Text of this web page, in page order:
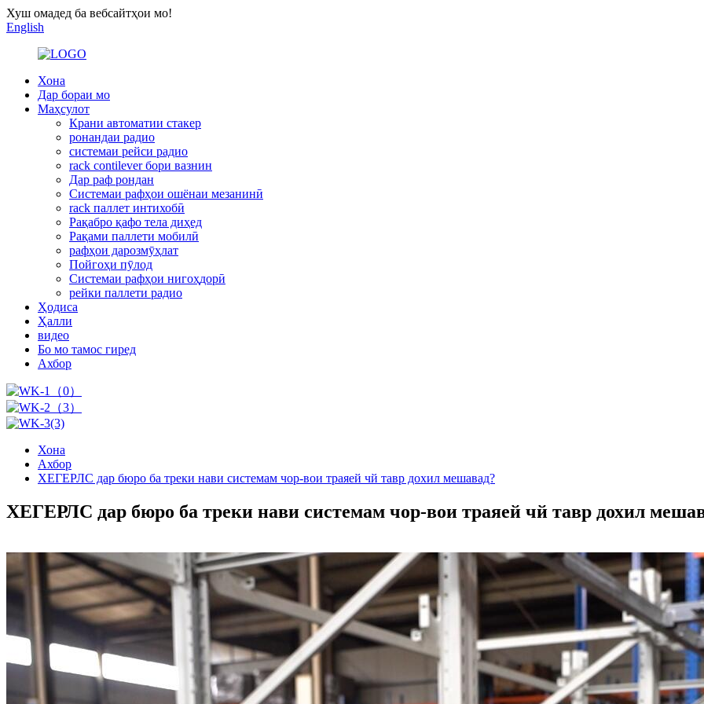
Хуш омадед ба вебсайтҳои мо!
English
Хона
Дар бораи мо
Маҳсулот
Крани автоматии стакер
ронандаи радио
системаи рейси радио
rack contilever бори вазнин
Дар раф рондан
Системаи рафҳои ошёнаи мезанинӣ
rack паллет интихобӣ
Рақабро қафо тела диҳед
Рақами паллети мобилӣ
рафҳои дарозмӯҳлат
Пойгоҳи пӯлод
Системаи рафҳои нигоҳдорӣ
рейки паллети радио
Ҳодиса
Ҳалли
видео
Бо мо тамос гиред
Ахбор
Хона
Ахбор
ХЕГЕРЛС дар бюро ба треки нави системам чор-вои траяей чй тавр дохил мешавад?
ХЕГЕРЛС дар бюро ба треки нави системам чор-вои траяей чй тавр дохил